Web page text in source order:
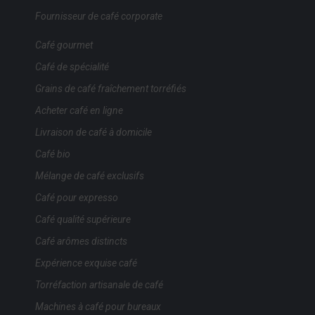
Fournisseur de café corporate
Café gourmet
Café de spécialité
Grains de café fraîchement torréfiés
Acheter café en ligne
Livraison de café à domicile
Café bio
Mélange de café exclusifs
Café pour expresso
Café qualité supérieure
Café arômes distincts
Expérience exquise café
Torréfaction artisanale de café
Machines à café pour bureaux